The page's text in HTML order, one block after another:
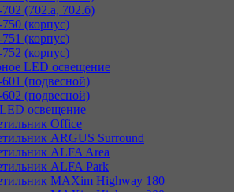
(702.а, 702.б)
(корпус)
(корпус)
(корпус)
LED освещение
(подвесной)
(подвесной)
освещение
Office
ARGUS Surround
ALFA Area
ALFA Park
MAXim Highway 180